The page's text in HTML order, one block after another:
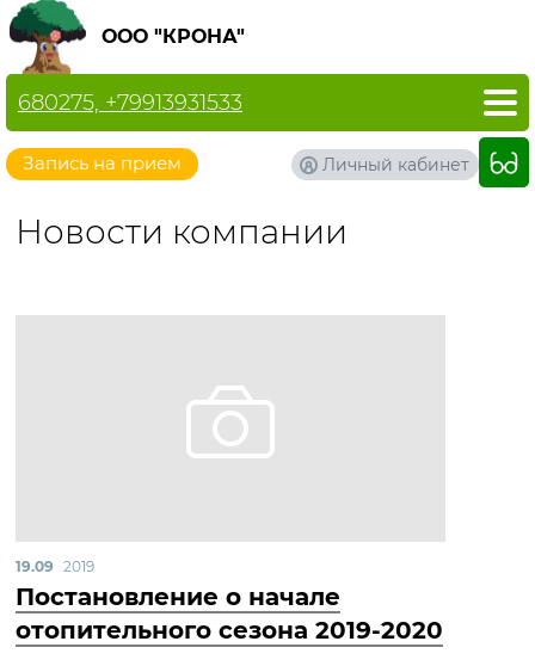
ООО "КРОНА"
Запись на прием
680275, +79913931533
Личный кабинет
Новости компании
19.09 2019
Постановление о начале
отопительного сезона 2019-2020